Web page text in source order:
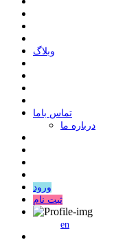
وبلاگ
ﺗﻤﺎﺱ ﺑﺎﻣﺎ
درباره ما
ورود
ثبت نام
en